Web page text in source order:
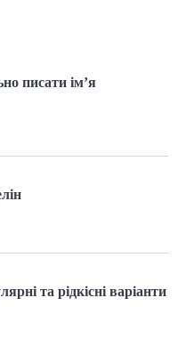
яйця уві сні
син маленьким і
втратити
писати ім’я
та рідкісні варіанти